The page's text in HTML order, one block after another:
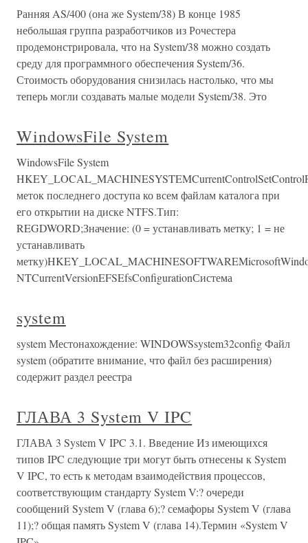
Ранняя AS/400 (она же System/38) В конце 1985
небольшая группа разработчиков из Рочестера
продемонстрировала, что на System/38 можно создать
среду для программного обеспечения System/36.
Стоимость оборудования снизилась настолько, что мы
теперь могли создавать малые модели System/38. Это
WindowsFile System
WindowsFile System
меток последнего доступа ко всем файлам каталога при
его открытии на диске NTFS.Тип:
REGDWORD;Значение: (0 = устанавливать метку; 1 = не
устанавливать
NTCurrentVersionEFSEfsConfigurationСистема
system
system Местонахождение: WINDOWSsystem32config Файл
system (обратите внимание, что файл без расширения)
содержит раздел реестра
ГЛАВА 3 System V IPC
ГЛАВА 3 System V IPC 3.1. Введение Из имеющихся
типов IPC следующие три могут быть отнесены к System
V IPC, то есть к методам взаимодействия процессов,
соответствующим стандарту System V:? очереди
сообщений System V (глава 6);? семафоры System V (глава
11);? общая память System V (глава 14).Термин «System V